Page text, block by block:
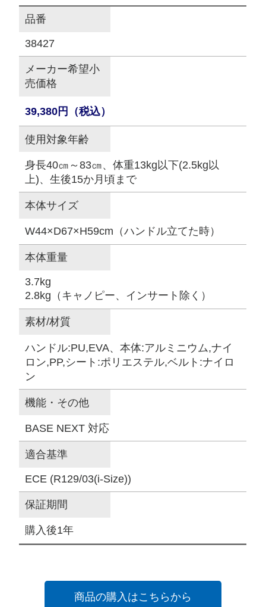
品番
38427
メーカー希望小
売価格
39,380円（税込）
使用対象年齢
身長40㎝～83㎝、体重13kg以下(2.5kg以
上)、生後15か月頃まで
本体サイズ
W44×D67×H59cm（ハンドル立てた時）
本体重量
3.7kg
2.8kg（キャノピー、インサート除く）
素材/材質
ハンドル:PU,EVA、本体:アルミニウム,ナイ
ロン,PP,シート:ポリエステル,ベルト:ナイロ
ン
機能・その他
BASE NEXT 対応
適合基準
ECE (R129/03(i-Size))
保証期間
購入後1年
商品の購入はこちらから